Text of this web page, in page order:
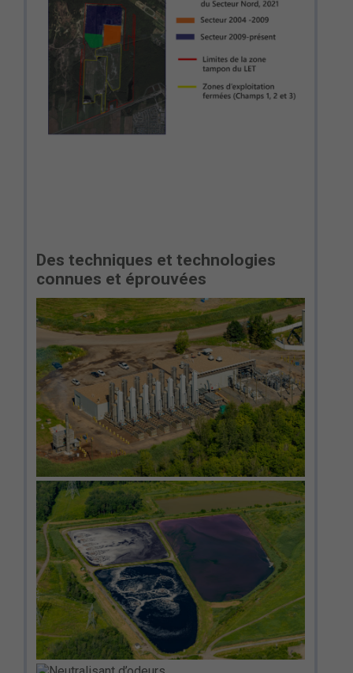
Des techniques et technologies
connues et éprouvées